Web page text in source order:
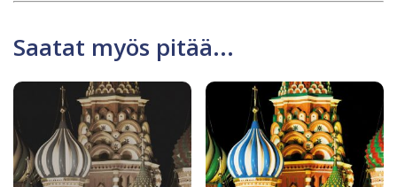
Saatat myös pitää...